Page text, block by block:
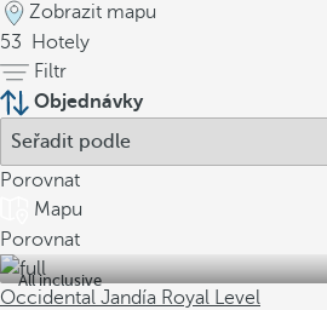
Zobrazit mapu
53
Hotely
Filtr
Objednávky
Porovnat
Mapu
Porovnat
All inclusive
Occidental Jandía Royal Level